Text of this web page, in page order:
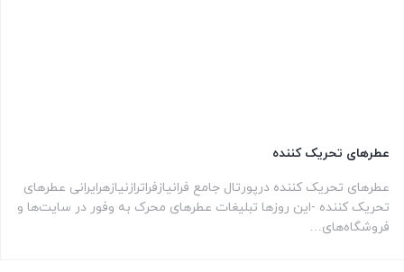
عطرهای تحریک کننده
عطرهای تحریک کننده درپورتال جامع فرانیازفراترازنیازهرایرانی عطرهای
تحریک کننده -این روزها تبلیغات عطرهای محرک به وفور در سایت‌ها و
فروشگاه‌های…